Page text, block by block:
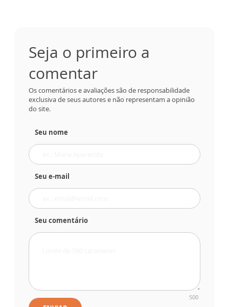
Seja o primeiro a
comentar
Os comentários e avaliações são de responsabilidade
exclusiva de seus autores e não representam a opinião
do site.
Seu nome
Seu e-mail
Seu comentário
500